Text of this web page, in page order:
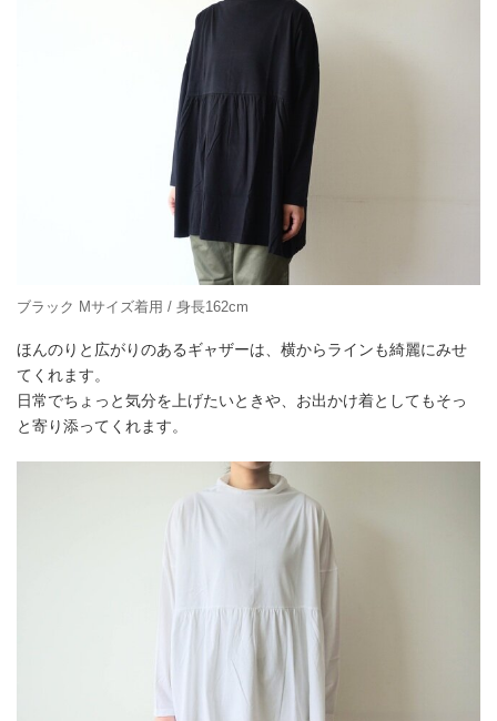
ブラック Mサイズ着用 / 身長162cm
ほんのりと広がりのあるギャザーは、横からラインも綺麗にみせ
てくれます。
日常でちょっと気分を上げたいときや、お出かけ着としてもそっ
と寄り添ってくれます。